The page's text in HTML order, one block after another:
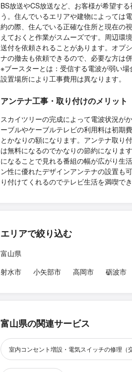
BS放送やCS放送など、お客様が希望す
う。住んでいるエリアや建物によっては
約の際、住んでいる正確な住所と現在の
えておくと作業がスムーズです。周辺環
送付を依頼されることがあります。オプ
ナの撤去も依頼できるので、必要な方は
※ブースターとは：受信する電波が弱い
設置場所により工事費用は異なります。
アンテナ工事・取り付けのメリット
スカイツリーの完成によって電波状況が
ーブルやケーブルテレビの利用料は初期
とかなりの額になります。アンテナ取り
は無料になるのでかなりの節約になりま
になることで見れる番組の幅が広がり生
ン性に優れたデザインアンテナの設置も
り付けてくれるのでテレビ生活を満喫で
エリアで絞り込む
富山県
射水市
小矢部市 高岡市 砺波市
富山県の関連サービス
室内コンセント増設・電気スイッチの修理（